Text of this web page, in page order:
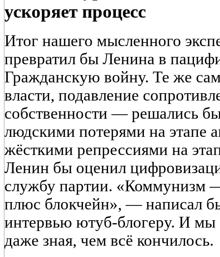
ускоряет процесс
Итог нашего мысленного
превратил бы Ленина в
Гражданскую войну. Те же
власти, подавление
собственности — решались
людскими потерями на этапе
жёсткими репрессиями на
Ленин бы оценил
службу партии. «Коммунизм —
плюс блокчейн», — написал
интервью ютуб-блогеру. И мы
даже зная, чем всё кончилось.